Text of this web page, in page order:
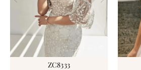
ZC8333